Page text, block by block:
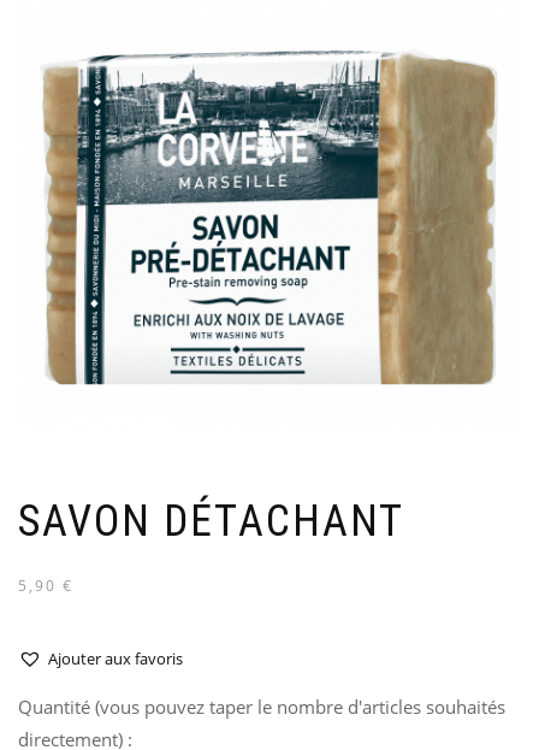
SAVON DÉTACHANT
5,90 €
Ajouter aux favoris
Quantité (vous pouvez taper le nombre d'articles souhaités
directement) :